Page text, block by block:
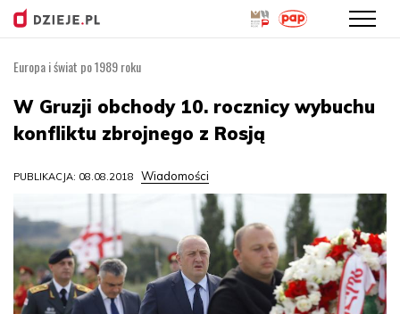
treści
Europa i świat po 1989 roku
W Gruzji obchody 10. rocznicy wybuchu
konfliktu zbrojnego z Rosją
PUBLIKACJA: 08.08.2018 Wiadomości